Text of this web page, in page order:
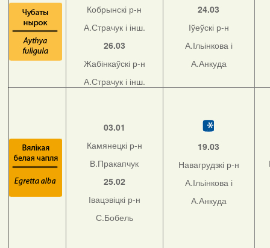
Кобрынскі р-н
А.Страчук і інш.
26.03
Жабінкаўскі р-н
А.Страчук і інш.
24.03
Іўеўскі р-н
А.Ільінкова і
А.Анкуда
03.01
Камянецкі р-н
В.Пракапчук
25.02
Івацэвіцкі р-н
С.Бобель
19.03
Навагрудзкі р-н
А.Ільінкова і
А.Анкуда